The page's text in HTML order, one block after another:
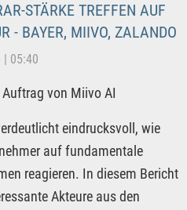
STÄRKE TREFFEN AUF
- BAYER, MIIVO, ZALANDO
| 05:40
von Miivo AI
eindrucksvoll, wie
auf fundamentale
reagieren. In diesem Bericht
Akteure aus den